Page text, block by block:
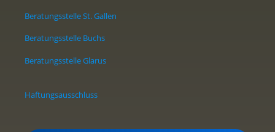
Beratungsstelle St. Gallen
Beratungsstelle Buchs
Beratungsstelle Glarus
Haftungsausschluss